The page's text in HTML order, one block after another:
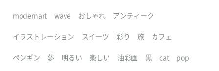
modernart wave おしゃれ アンティーク
イラストレーション スイーツ 彩り 旅 カフェ
ペンギン 夢 明るい 楽しい 油彩画 黒 cat pop